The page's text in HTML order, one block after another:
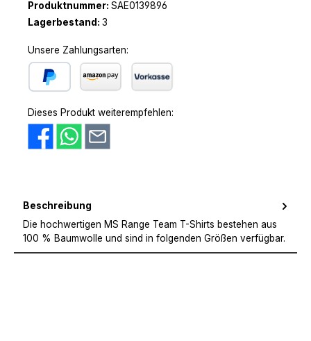
Produktnummer: SAE0139896
Lagerbestand: 3
Unsere Zahlungsarten:
Dieses Produkt weiterempfehlen:
Beschreibung
Die hochwertigen MS Range Team T-Shirts bestehen aus
100 % Baumwolle und sind in folgenden Größen verfügbar.